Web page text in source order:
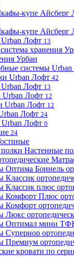
купе Айсберг
купе Айсберг
Лофт 13
Урбан
системы
Urban Лофт 42
Лофт 13
Лофт 12
Urban Лофт 12
Лофт 24
Urban Лофт 0
24
Настенные
Оптима Боннель
Классик
Классик плюс
Комфорт Плюс
Комфорт
Люкс
Оптимал мини
Супериор
Премиум